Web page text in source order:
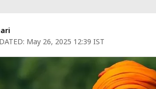
May 26, 2025 12:39 IST